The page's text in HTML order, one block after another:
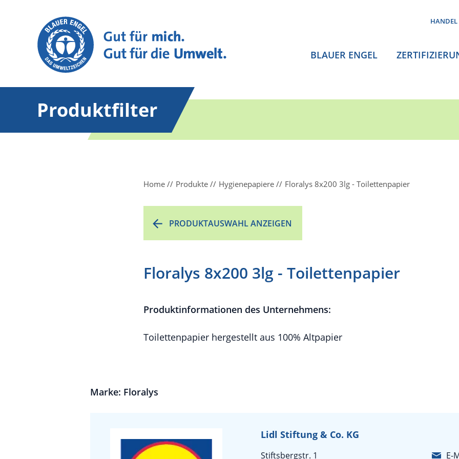
HANDEL
BLAUER ENGEL
Produktfilter
Home Produkte Hygienepapiere Floralys 8x200 3lg - Toilettenpapier
PRODUKTAUSWAHL ANZEIGEN
Floralys 8x200 3lg - Toilettenpapier
Produktinformationen des Unternehmens:
Toilettenpapier hergestellt aus 100% Altpapier
Marke: Floralys
Lidl Stiftung & Co. KG
Stiftsbergstr. 1 E-